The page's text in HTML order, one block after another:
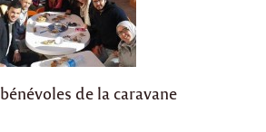
bénévoles de la caravane